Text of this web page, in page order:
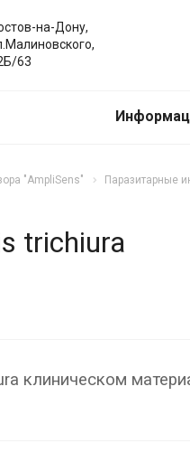
на-Дону,
63
"AmpliSens" Паразитарные
trichiura
клиническом